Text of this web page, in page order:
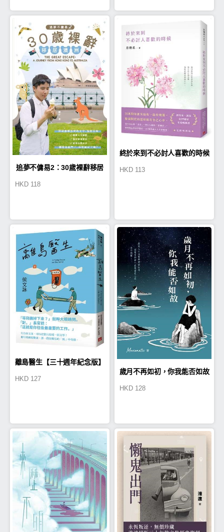
追夢不傭易2：30歲裸辭移居
HKD 118
終於來到不必討人喜歡的時候
HKD 113
離島醫生【三十週年紀念版】
HKD 127
歲月不再如初，你我能否如故
HKD 128